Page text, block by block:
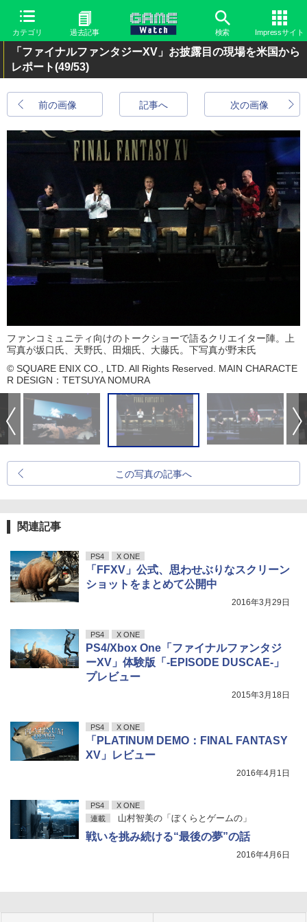
カテゴリ 過去記事 検索 Impressサイト
「ファイナルファンタジーXV」お披露目の現場を米国から
レポート(49/53)
前の画像 次の画像
記事へ
ファンコミュニティ向けのトークショーで語るクリエイター陣。上
写真が坂口氏、天野氏、田畑氏、大藤氏。下写真が野末氏
© SQUARE ENIX CO., LTD. All Rights Reserved. MAIN CHARACTE
R DESIGN：TETSUYA NOMURA
この写真の記事へ
関連記事
PS4 X ONE
「FFXV」公式、思わせぶりなスクリーン
ショットをまとめて公開中
2016年3月29日
PS4 X ONE
PS4/Xbox One「ファイナルファンタジ
ーXV」体験版「-EPISODE DUSCAE-」
プレビュー
2015年3月18日
PS4 X ONE
「PLATINUM DEMO：FINAL FANTASY
XV」レビュー
2016年4月1日
PS4
X ONE
連載
山村智美の「ぼくらとゲームの」
戦いを挑み続ける“最後の夢”の話
2016年4月6日